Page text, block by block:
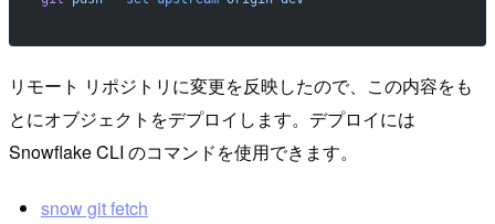
リモート リポジトリに変更を反映したので、この内容をも
とにオブジェクトをデプロイします。デプロイには
Snowflake CLI のコマンドを使用できます。
snow git fetch